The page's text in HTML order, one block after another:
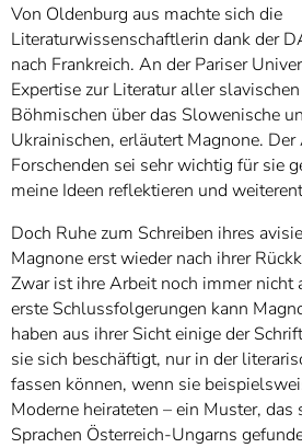
Von Oldenburg aus machte sich die
Literaturwissenschaftlerin dank der
nach Frankreich. An der Pariser
Expertise zur Literatur aller
Böhmischen über das Slowenische
Ukrainischen, erläutert Magnone.
Forschenden sei sehr wichtig für sie
meine Ideen reflektieren und
Doch Ruhe zum Schreiben ihres
Magnone erst wieder nach ihrer
Zwar ist ihre Arbeit noch immer nicht
erste Schlussfolgerungen kann
haben aus ihrer Sicht einige der
sie sich beschäftigt, nur in der
fassen können, wenn sie
Moderne heirateten – ein Muster,
Sprachen Österreich-Ungarns